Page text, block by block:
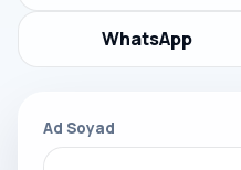
WhatsApp
Ad Soyad